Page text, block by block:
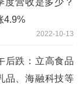
度营收是多少？
4.9%
2022-10-13
后跌：立高食品
品、海融科技等